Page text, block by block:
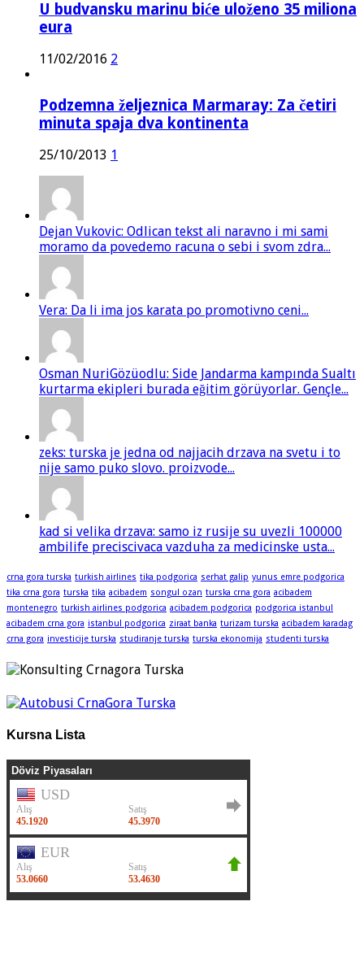
U budvansku marinu biće uloženo 35 miliona
eura
11/02/2016 2
Podzemna željeznica Marmaray: Za četiri
minuta spaja dva kontinenta
25/10/2013 1
Dejan Vukovic: Odlican tekst ali naravno i mi sami
moramo da povedemo racuna o sebi i svom zdra...
Vera: Da li ima jos karata po promotivno ceni...
Osman NuriGözüodlu: Side Jandarma kampında Sualtı
kurtarma ekipleri burada eğitim görüyorlar. Gençle...
zeks: turska je jedna od najjacih drzava na svetu i to
nije samo puko slovo. proizvode...
kad si velika drzava: samo iz rusije su uvezli 100000
ambilife preciscivaca vazduha za medicinske usta...
crna gora turska turkish airlines tika podgorica serhat galip yunus emre podgorica
tika crna gora turska tika acibadem songul ozan turska crna gora acibadem
montenegro turkish airlines podgorica acibadem podgorica podgorica istanbul
acibadem crna gora istanbul podgorica ziraat banka turizam turska acibadem karadag
crna gora investicije turska studiranje turska turska ekonomija studenti turska
Kursna Lista